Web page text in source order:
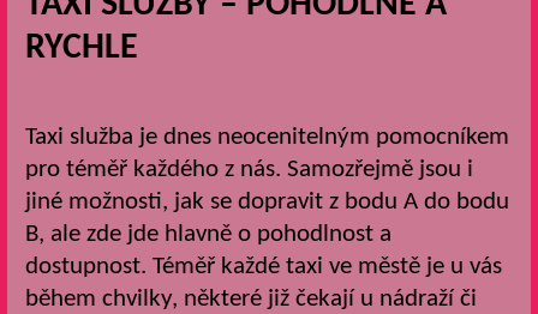
RYCHLE
Taxi služba je dnes neocenitelným pomocníkem
pro téměř každého z nás. Samozřejmě jsou i
jiné možnosti, jak se dopravit z bodu A do bodu
B, ale zde jde hlavně o pohodlnost a
dostupnost. Téměř každé taxi ve městě je u vás
během chvilky, některé již čekají u nádraží či